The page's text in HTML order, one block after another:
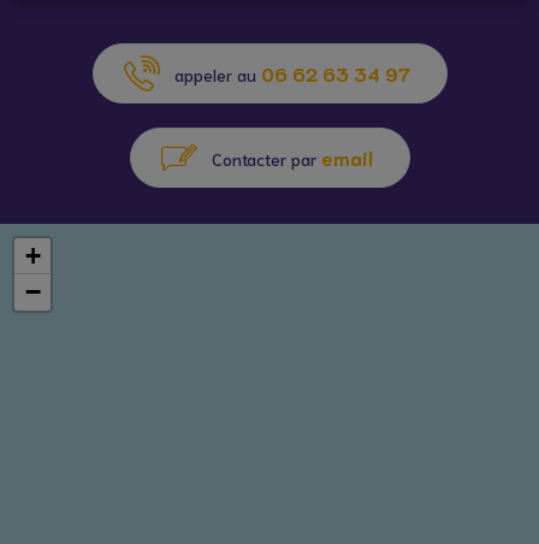
appeler au 06 62 63 34 97
Contacter par email
+
−